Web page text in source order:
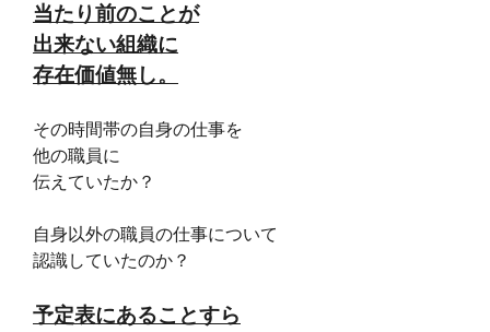
当たり前のことが
出来ない組織に
存在価値無し。
その時間帯の自身の仕事を
他の職員に
伝えていたか？
自身以外の職員の仕事について
認識していたのか？
予定表にあることすら